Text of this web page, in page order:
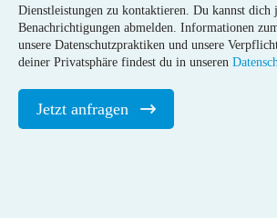
Dienstleistungen zu kontaktieren. Du kannst dich
Benachrichtigungen abmelden. Informationen
unsere Datenschutzpraktiken und unsere
deiner Privatsphäre findest du in unseren